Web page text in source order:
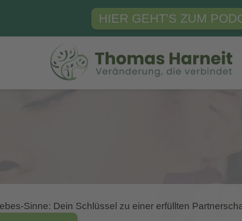
HIER GEHT'S ZUM
Sinne: Dein Schlüssel zu einer erfüllten